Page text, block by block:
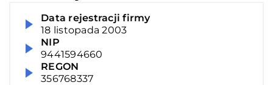
Data rejestracji firmy
18 listopada 2003
NIP
9441594660
REGON
356768337